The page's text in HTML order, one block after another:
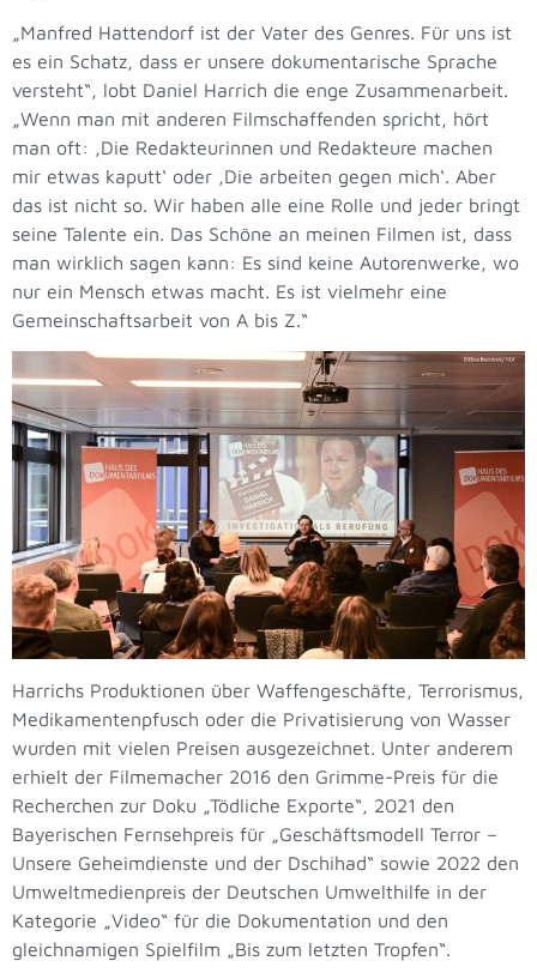
„Manfred Hattendorf ist der Vater des Genres. Für uns ist
es ein Schatz, dass er unsere dokumentarische Sprache
versteht“, lobt Daniel Harrich die enge Zusammenarbeit.
„Wenn man mit anderen Filmschaffenden spricht, hört
man oft: ‚Die Redakteurinnen und Redakteure machen
mir etwas kaputt‘ oder ‚Die arbeiten gegen mich‘. Aber
das ist nicht so. Wir haben alle eine Rolle und jeder bringt
seine Talente ein. Das Schöne an meinen Filmen ist, dass
man wirklich sagen kann: Es sind keine Autorenwerke, wo
nur ein Mensch etwas macht. Es ist vielmehr eine
Gemeinschaftsarbeit von A bis Z.“
Harrichs Produktionen über Waffengeschäfte, Terrorismus,
Medikamentenpfusch oder die Privatisierung von Wasser
wurden mit vielen Preisen ausgezeichnet. Unter anderem
erhielt der Filmemacher 2016 den Grimme-Preis für die
Recherchen zur Doku „Tödliche Exporte“, 2021 den
Bayerischen Fernsehpreis für „Geschäftsmodell Terror –
Unsere Geheimdienste und der Dschihad“ sowie 2022 den
Umweltmedienpreis der Deutschen Umwelthilfe in der
Kategorie „Video“ für die Dokumentation und den
gleichnamigen Spielfilm „Bis zum letzten Tropfen“.